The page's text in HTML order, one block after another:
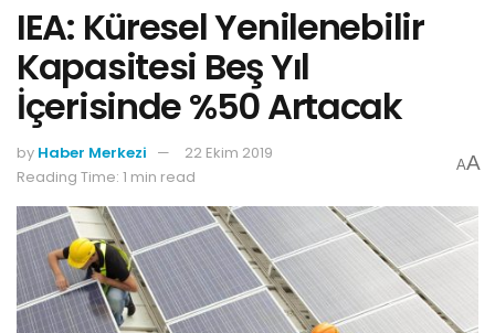
IEA: Küresel Yenilenebilir
Kapasitesi Beş Yıl
İçerisinde %50 Artacak
by Haber Merkezi
22 Ekim 2019
Reading Time: 1 min read
AA